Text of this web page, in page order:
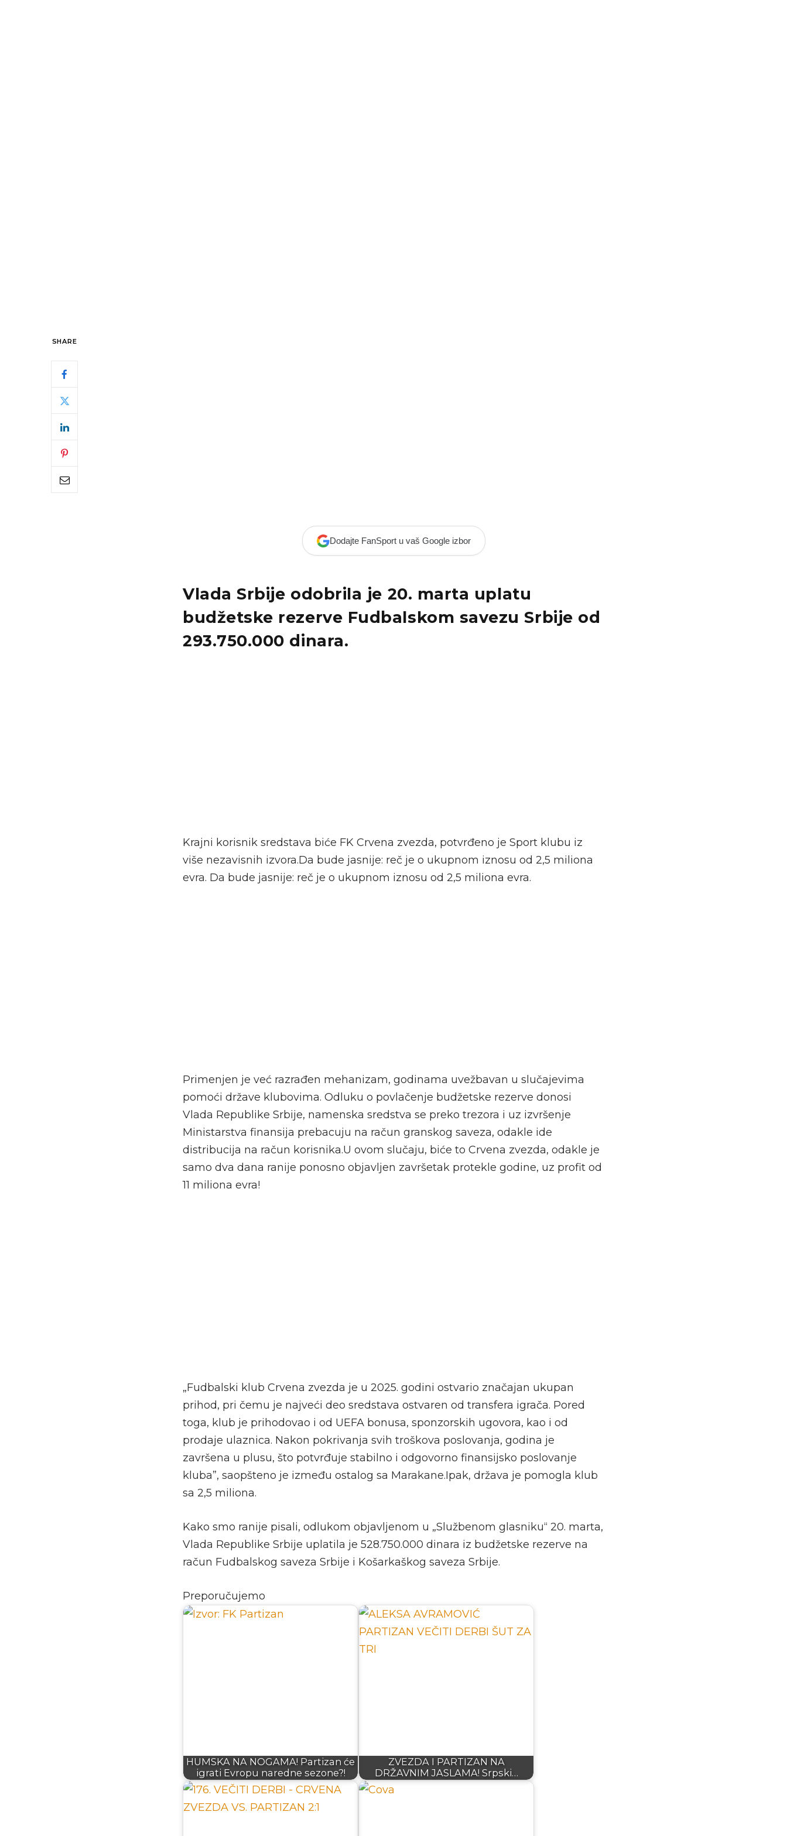
SHARE
Dodajte FanSport u vaš Google izbor
Vlada Srbije odobrila je 20. marta uplatu
budžetske rezerve Fudbalskom savezu Srbije od
293.750.000 dinara.
Krajni korisnik sredstava biće FK Crvena zvezda, potvrđeno je Sport klubu iz
više nezavisnih izvora.Da bude jasnije: reč je o ukupnom iznosu od 2,5 miliona
evra. Da bude jasnije: reč je o ukupnom iznosu od 2,5 miliona evra.
Primenjen je već razrađen mehanizam, godinama uvežbavan u slučajevima
pomoći države klubovima. Odluku o povlačenje budžetske rezerve donosi
Vlada Republike Srbije, namenska sredstva se preko trezora i uz izvršenje
Ministarstva finansija prebacuju na račun granskog saveza, odakle ide
distribucija na račun korisnika.U ovom slučaju, biće to Crvena zvezda, odakle je
samo dva dana ranije ponosno objavljen završetak protekle godine, uz profit od
11 miliona evra!
„Fudbalski klub Crvena zvezda je u 2025. godini ostvario značajan ukupan
prihod, pri čemu je najveći deo sredstava ostvaren od transfera igrača. Pored
toga, klub je prihodovao i od UEFA bonusa, sponzorskih ugovora, kao i od
prodaje ulaznica. Nakon pokrivanja svih troškova poslovanja, godina je
završena u plusu, što potvrđuje stabilno i odgovorno finansijsko poslovanje
kluba”, saopšteno je između ostalog sa Marakane.Ipak, država je pomogla klub
sa 2,5 miliona.
Kako smo ranije pisali, odlukom objavljenom u „Službenom glasniku“ 20. marta,
Vlada Republike Srbije uplatila je 528.750.000 dinara iz budžetske rezerve na
račun Fudbalskog saveza Srbije i Košarkaškog saveza Srbije.
Preporučujemo
HUMSKA NA NOGAMA! Partizan će
igrati Evropu naredne sezone?!
ZVEZDA I PARTIZAN NA
DRŽAVNIM JASLAMA! Srpski…